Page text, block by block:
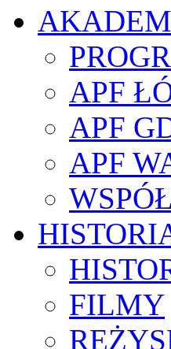
APF
APF
APF
FILMY